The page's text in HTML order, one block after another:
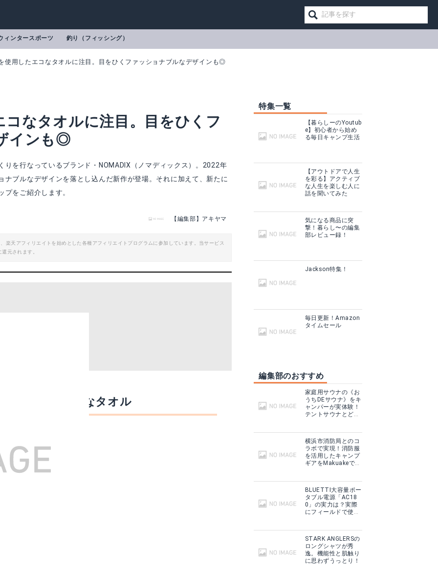
ィンタースポーツ 釣り（フィッシング）
使用したエコなタオルに注目。目をひくファッショナブルなデザインも◎
なタオルに注目。目をひくフ
インも◎
りを行なっているブランド・NOMADIX（ノマディックス）。2022年
ブルなデザインを落とし込んだ新作が登場。それに加えて、新たに
をご紹介します。
【編集部】アキヤマ
楽天アフィリエイトを始めとした各種アフィリエイトプログラムに参加しています。当サービス
元されます。
利用したエコなタオル
特集一覧
【暮らしーのYoutub
e】初心者から始め
る毎日キャンプ生活
【アウトドアで人生
を彩る】アクティブ
な人生を楽しむ人に
話を聞いてみた
気になる商品に突
撃！暮らし〜の編集
部レビュー録！
Jackson特集！
毎日更新！Amazon
タイムセール
編集部のおすすめ
家庭用サウナの《お
うちDEサウナ》をキ
ャンパーが実体験！
テントサウナとどこ
横浜市消防局とのコ
ラボで実現！消防服
を活用したキャンプ
ギアをMakuakeで予
BLUETTI大容量ポー
タブル電源「AC18
0」の実力は？実際
にフィールドで使用
STARK ANGLERSの
ロングシャツが秀
逸。機能性と肌触り
に思わずうっとり！